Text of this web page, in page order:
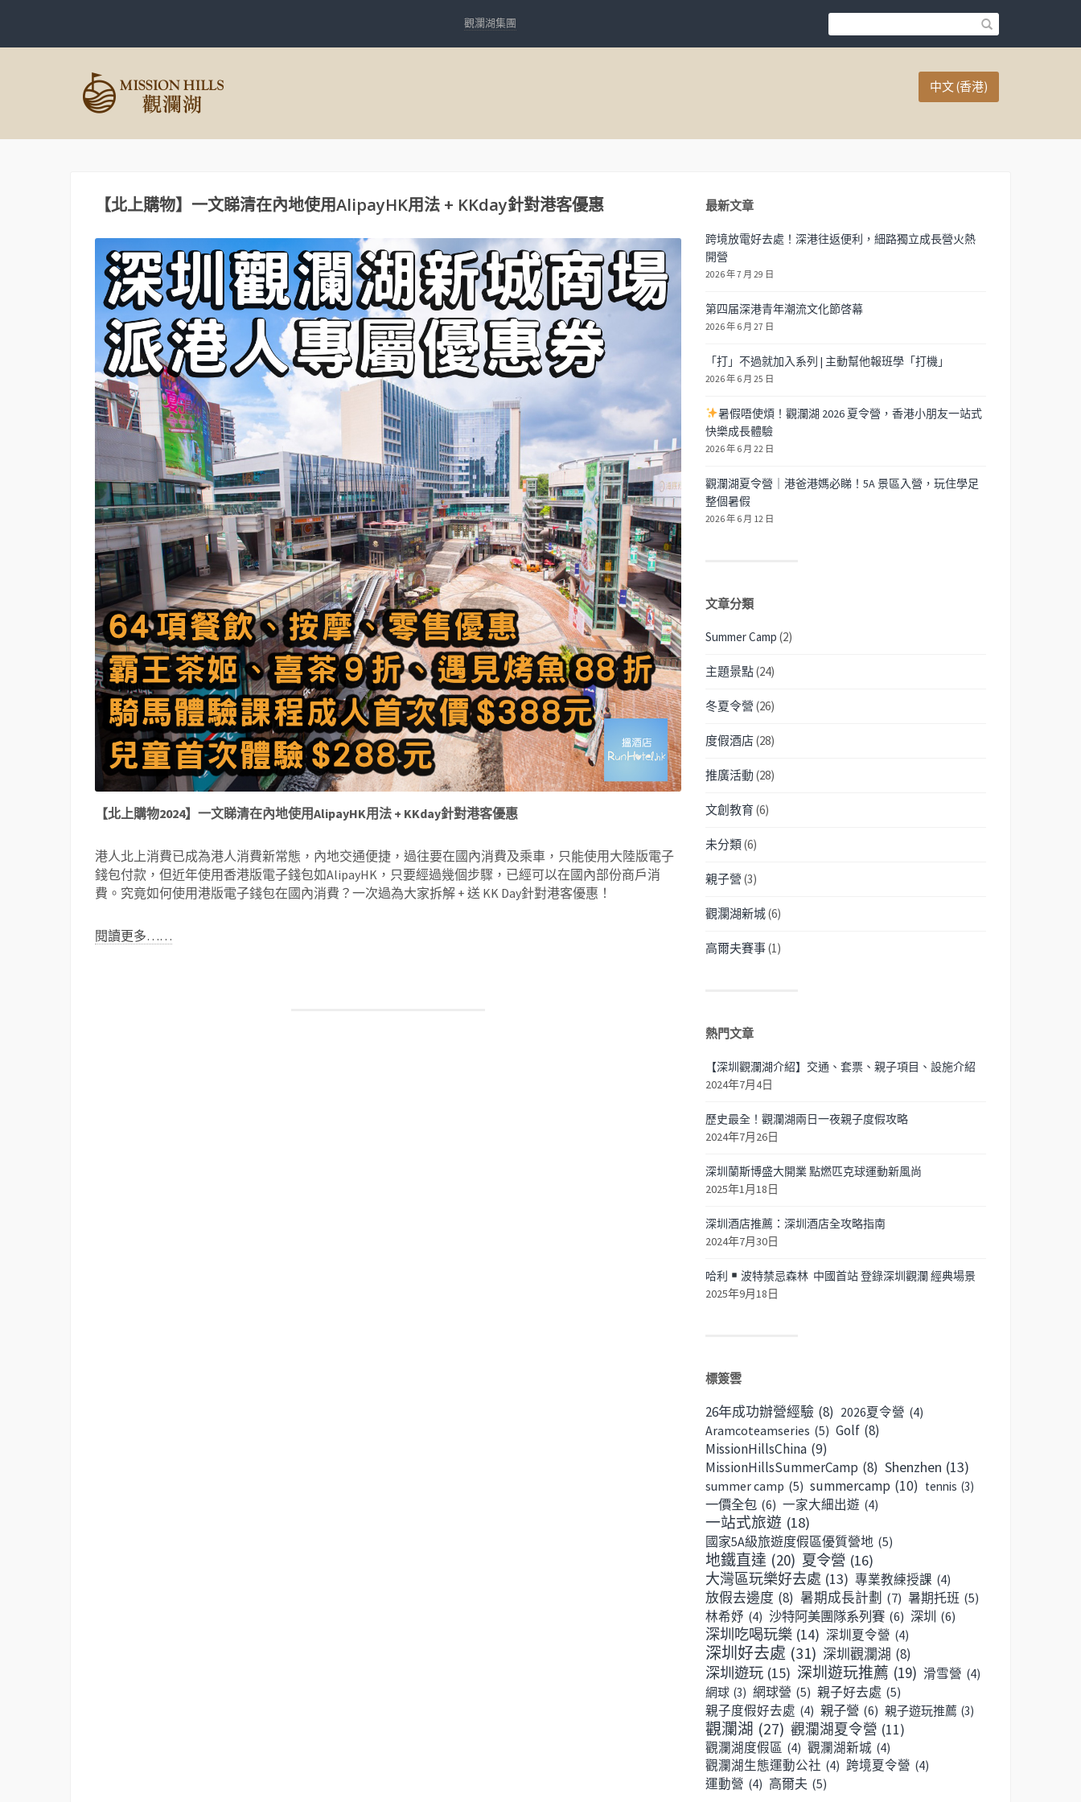
觀瀾湖集團
中文 (香港)
【北上購物】一文睇清在內地使用AlipayHK用法 + KKday針對港客優惠
【北上購物2024】一文睇清在內地使用AlipayHK用法 + KKday針對港客優惠
港人北上消費已成為港人消費新常態，內地交通便捷，過往要在國內消費及乘車，只能使用大陸版電子
錢包付款，但近年使用香港版電子錢包如AlipayHK，只要經過幾個步驟，已經可以在國內部份商戶消
費。究竟如何使用港版電子錢包在國內消費？一次過為大家拆解 + 送 KK Day針對港客優惠！
閱讀更多……
最新文章
跨境放電好去處！深港往返便利，細路獨立成長營火熱
開營
2026 年 7 月 29 日
第四届深港青年潮流文化節啓幕
2026 年 6 月 27 日
「打」不過就加入系列 | 主動幫他報班學「打機」
2026 年 6 月 25 日
暑假唔使煩！觀瀾湖 2026 夏令營，香港小朋友一站式
快樂成長體驗
2026 年 6 月 22 日
觀瀾湖夏令營｜港爸港媽必睇！5A 景區入營，玩住學足
整個暑假
2026 年 6 月 12 日
文章分類
Summer Camp (2)
主題景點(24)
冬夏令營 (26)
度假酒店(28)
推廣活動 (28)
文創教育 (6)
未分類(6)
親子營 (3)
觀瀾湖新城(6)
高爾夫賽事(1)
熱門文章
【深圳觀瀾湖介紹】交通、套票、親子項目、設施介紹
2024年7月4日
歷史最全！觀瀾湖兩日一夜親子度假攻略
2024年7月26日
深圳蘭斯博盛大開業 點燃匹克球運動新風尚
2025年1月18日
深圳酒店推薦：深圳酒店全攻略指南
2024年7月30日
哈利
波特禁忌森林 中國首站 登錄深圳觀瀾 經典場景
2025年9月18日
標簽雲
26年成功辦營經驗 (8) 2026夏令營 (4)
Aramcoteamseries (5) Golf (8)
MissionHillsChina (9)
MissionHillsSummerCamp (8) Shenzhen (13)
summer camp (5) summercamp (10) tennis (3)
一價全包 (6) 一家大細出遊 (4)
一站式旅遊 (18)
國家5A級旅遊度假區優質營地 (5)
地鐵直達 (20) 夏令營 (16)
大灣區玩樂好去處 (13) 專業教練授課 (4)
放假去邊度 (8) 暑期成長計劃 (7) 暑期托班 (5)
林希妤 (4) 沙特阿美團隊系列賽 (6) 深圳 (6)
深圳吃喝玩樂 (14) 深圳夏令營 (4)
深圳好去處 (31) 深圳觀瀾湖 (8)
深圳遊玩 (15) 深圳遊玩推薦 (19) 滑雪營 (4)
網球 (3) 網球營 (5) 親子好去處 (5)
親子度假好去處 (4) 親子營 (6) 親子遊玩推薦 (3)
觀瀾湖 (27) 觀瀾湖夏令營 (11)
觀瀾湖度假區 (4) 觀瀾湖新城 (4)
觀瀾湖生態運動公社 (4) 跨境夏令營 (4)
運動營 (4) 高爾夫 (5)